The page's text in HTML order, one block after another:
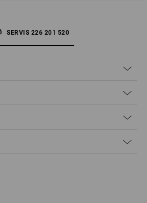
SERVIS 226 201 520